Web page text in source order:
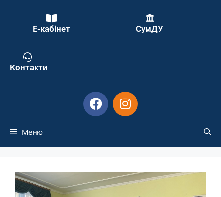
Е-кабінет СумДУ
Контакти
Меню